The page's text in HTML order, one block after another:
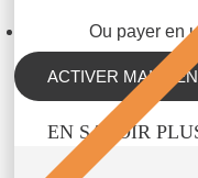
Ou payer en
ACTIVER
EN SAVOIR